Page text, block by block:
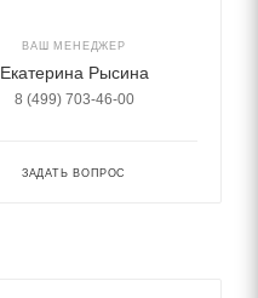
ВАШ МЕНЕДЖЕР
Екатерина Рысина
8 (499) 703-46-00
ЗАДАТЬ ВОПРОС